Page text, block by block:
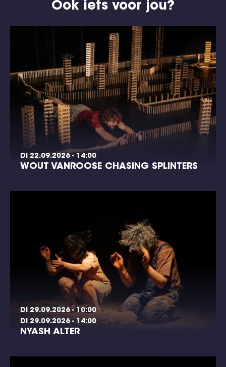
Ook iets voor jou?
DI 22.09.2026 - 14:00
WOUT VANROOSE CHASING SPLINTERS
DI 29.09.2026 - 10:00
DI 29.09.2026 - 14:00
NYASH ALTER